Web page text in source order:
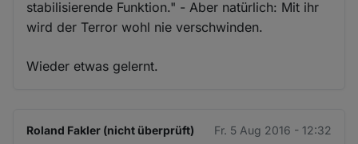
stabilisierende Funktion." - Aber natürlich: Mit ihr
wird der Terror wohl nie verschwinden.
Wieder etwas gelernt.
Roland Fakler (nicht überprüft) Fr. 5 Aug 2016 - 12:32